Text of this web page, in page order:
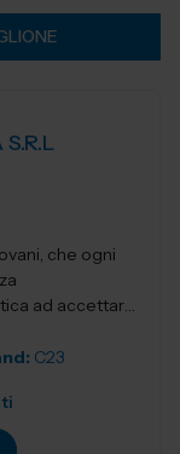
che ogni
ad accettare
C23